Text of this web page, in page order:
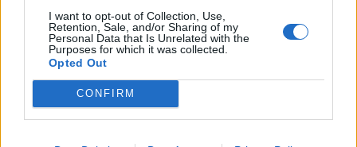
I want to opt-out of Collection, Use,
Retention, Sale, and/or Sharing of my
Personal Data that Is Unrelated with the
Purposes for which it was collected.
Opted Out
CONFIRM
Common People
Αλίκη Ανδρειωμένου, Ηθοποιός
07.05.26